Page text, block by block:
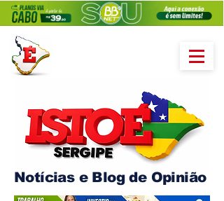
Notícias e Blog de Opinião